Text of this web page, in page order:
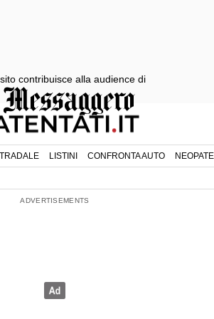
LISTINI CONFRONTA AUTO
contribuisce alla audience di